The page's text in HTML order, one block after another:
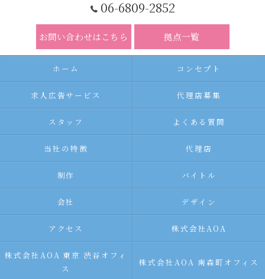
06-6809-2852
お問い合わせはこちら 拠点一覧
ホーム コンセプト
求人広告サービス 代理店募集
スタッフ よくある質問
当社の特徴 代理店
制作 バイトル
会社 デザイン
アクセス 株式会社AOA
株式会社AOA 東京 渋谷オフィ
ス
株式会社AOA 南森町オフィス